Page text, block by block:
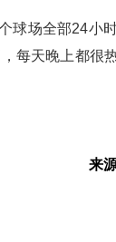
球场全部24小
每天晚上都很
来